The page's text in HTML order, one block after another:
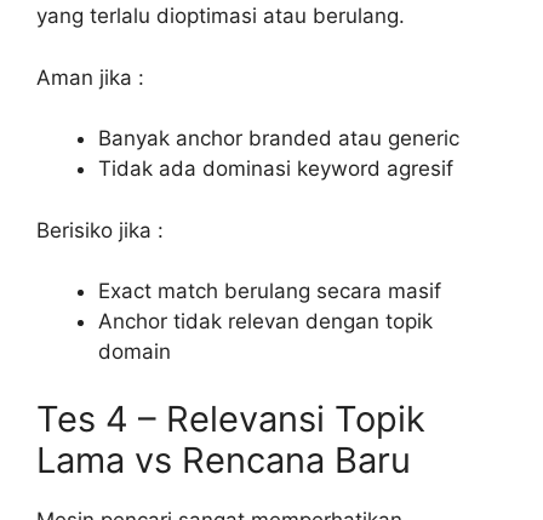
yang terlalu dioptimasi atau berulang.
Aman jika :
Banyak anchor branded atau generic
Tidak ada dominasi keyword agresif
Berisiko jika :
Exact match berulang secara masif
Anchor tidak relevan dengan topik
domain
Tes 4 – Relevansi Topik
Lama vs Rencana Baru